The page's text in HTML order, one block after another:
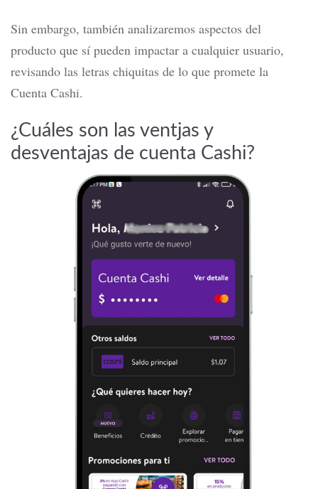
Sin embargo, también analizaremos aspectos del
producto que sí pueden impactar a cualquier usuario,
revisando las letras chiquitas de lo que promete la
Cuenta Cashi.
¿Cuáles son las ventjas y
desventajas de cuenta Cashi?